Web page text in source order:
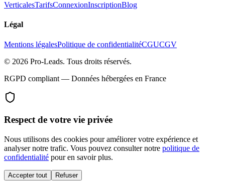
VerticalesTarifsConnexionInscriptionBlog
Légal
Mentions légalesPolitique de confidentialitéCGUCGV
© 2026 Pro-Leads. Tous droits réservés.
RGPD compliant — Données hébergées en France
Respect de votre vie privée
Nous utilisons des cookies pour améliorer votre expérience et
analyser notre trafic. Vous pouvez consulter notre politique de
confidentialité pour en savoir plus.
Accepter tout Refuser